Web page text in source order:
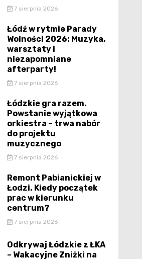
7 sierpnia 2026
Łódź w rytmie Parady
Wolności 2026: Muzyka,
warsztaty i
niezapomniane
afterparty!
7 sierpnia 2026
Łódzkie gra razem.
Powstanie wyjątkowa
orkiestra – trwa nabór
do projektu
muzycznego
7 sierpnia 2026
Remont Pabianickiej w
Łodzi. Kiedy początek
prac w kierunku
centrum?
7 sierpnia 2026
Odkrywaj Łódzkie z ŁKA
– Wakacyjne Zniżki na